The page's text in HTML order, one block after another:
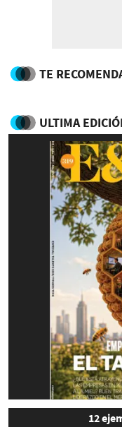
TE
ULTIMA
12